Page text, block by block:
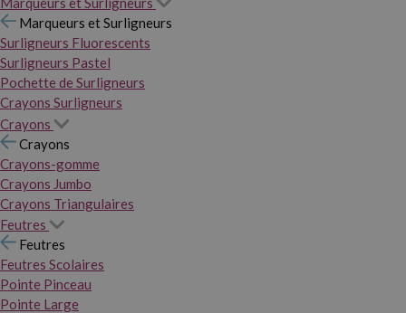
Marqueurs et Surligneurs
Surligneurs Fluorescents
Surligneurs Pastel
Pochette de Surligneurs
Crayons Surligneurs
Crayons
Crayons
Crayons-gomme
Crayons Jumbo
Crayons Triangulaires
Feutres
Feutres
Feutres Scolaires
Pointe Pinceau
Pointe Large